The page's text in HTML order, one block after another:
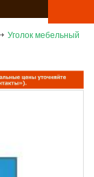
Уголок мебельный